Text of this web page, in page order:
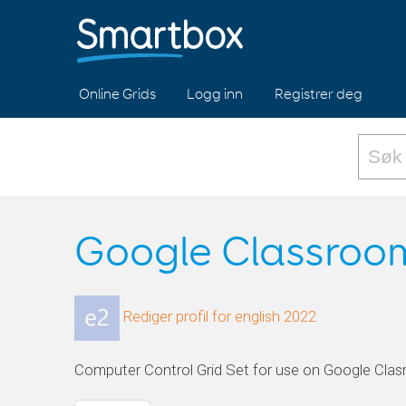
Online Grids Logg inn Registrer deg
Google
Rediger profil for english 2022